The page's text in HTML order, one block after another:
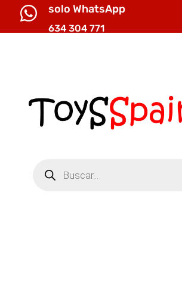
 solo WhatsApp
634 304 771
productos